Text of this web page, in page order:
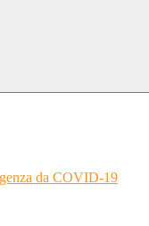
da COVID-19